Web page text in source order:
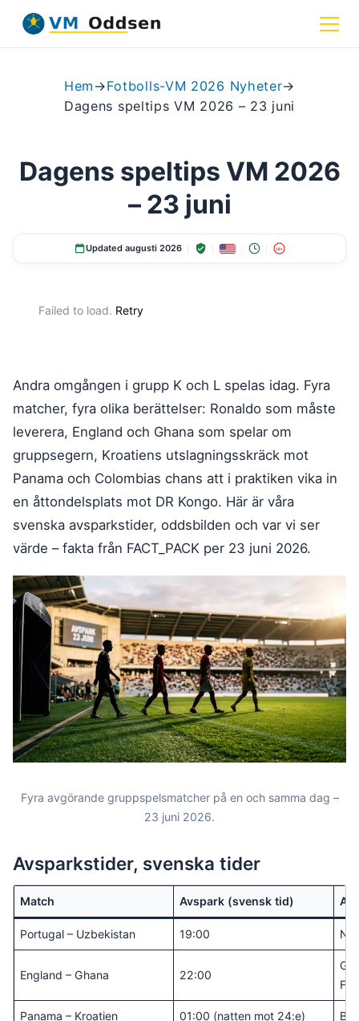
Hem →Fotbolls-VM 2026 Nyheter→
Dagens speltips VM 2026 – 23 juni
Dagens speltips VM 2026
– 23 juni
Updated augusti 2026 18+
Failed to load. Retry
Andra omgången i grupp K och L spelas idag. Fyra
matcher, fyra olika berättelser: Ronaldo som måste
leverera, England och Ghana som spelar om
gruppsegern, Kroatiens utslagningsskräck mot
Panama och Colombias chans att i praktiken vika in
en åttondelsplats mot DR Kongo. Här är våra
svenska avsparkstider, oddsbilden och var vi ser
värde – fakta från FACT_PACK per 23 juni 2026.
Fyra avgörande gruppspelsmatcher på en och samma dag –
23 juni 2026.
Avsparkstider, svenska tider
Match Avspark (svensk tid)
Portugal – Uzbekistan 19:00
England – Ghana 22:00
Panama – Kroatien 01:00 (natten mot 24:e)